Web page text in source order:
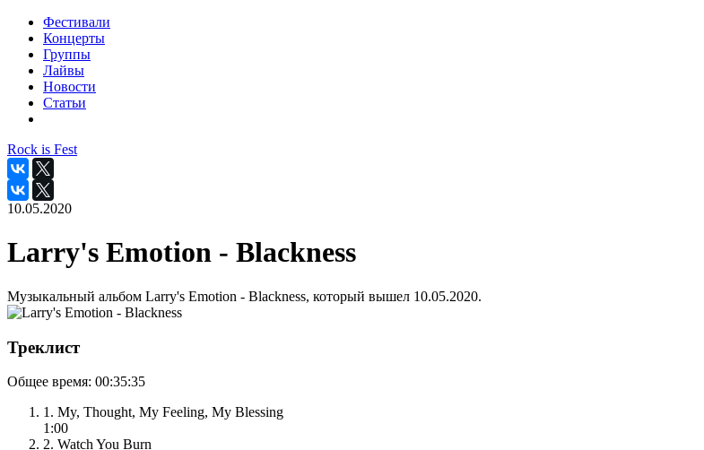
Фестивали
Концерты
Группы
Лайвы
Новости
Статьи
Rock is Fest
10.05.2020
Larry's Emotion - Blackness
Музыкальный альбом Larry's Emotion - Blackness, который вышел 10.05.2020.
Треклист
Общее время: 00:35:35
1. My, Thought, My Feeling, My Blessing
1:00
2. Watch You Burn